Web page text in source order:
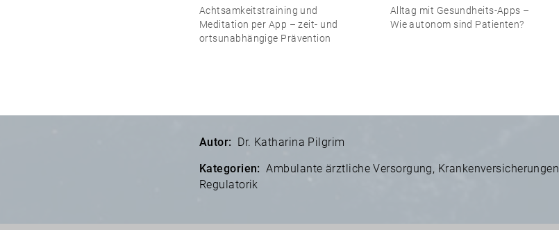
Achtsamkeitstraining und
Meditation per App – zeit- und
ortsunabhängige Prävention
Alltag mit Gesundheits-Apps –
Wie autonom sind Patienten?
Autor: Dr. Katharina Pilgrim
Kategorien: Ambulante ärztliche Versorgung, Krankenversicherungen
Regulatorik